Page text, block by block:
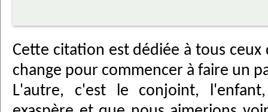
Cette citation est dédiée à tous
change pour commencer à faire un
L'autre, c'est le conjoint,